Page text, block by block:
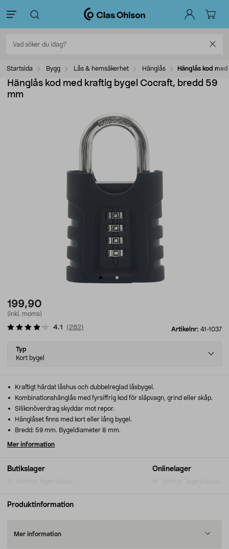
Startsida Bygg Lås & hemsäkerhet Hänglås Hänglås kod
Hänglås kod med kraftig bygel Cocraft, bredd 59
mm
199,90
(inkl. moms)
Artikelnr: 41-1037
4.1 ( 282)
Select
variant
Typ
Kort bygel
Butikslager Onlinelager
Kraftigt härdat låshus och dubbelreglad låsbygel.
Kombinationshänglås med fyrsiffrig kod för släpvagn, grind eller skåp.
Silikonöverdrag skyddar mot repor.
Hänglåset finns med kort eller lång bygel.
Bredd: 59 mm. Bygeldiameter 8 mm.
Mer information
Produktinformation
Mer information